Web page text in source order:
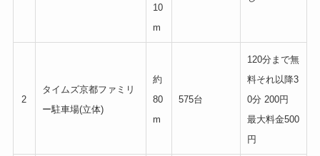
10
m
2
タイムズ京都ファミリ
ー駐車場(立体)
約
80
m
575台
120分まで無
料それ以降3
0分 200円
最大料金500
円